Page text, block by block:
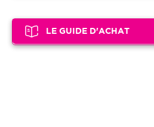
LE GUIDE D'ACHAT